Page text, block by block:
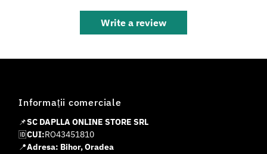
Write a review
Informații comerciale
📌SC DAPLLA ONLINE STORE SRL
🆔CUI:RO43451810
📍Adresa: Bihor, Oradea